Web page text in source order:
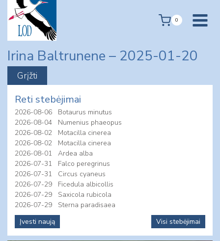
content
0
Irina Baltrunene – 2025-01-20
Reti stebėjimai
2026-08-06
Botaurus minutus
2026-08-04
Numenius phaeopus
2026-08-02
Motacilla cinerea
2026-08-02
Motacilla cinerea
2026-08-01
Ardea alba
2026-07-31
Falco peregrinus
2026-07-31
Circus cyaneus
2026-07-29
Ficedula albicollis
2026-07-29
Saxicola rubicola
2026-07-29
Sterna paradisaea
Įvesti naują
Visi stebėjimai